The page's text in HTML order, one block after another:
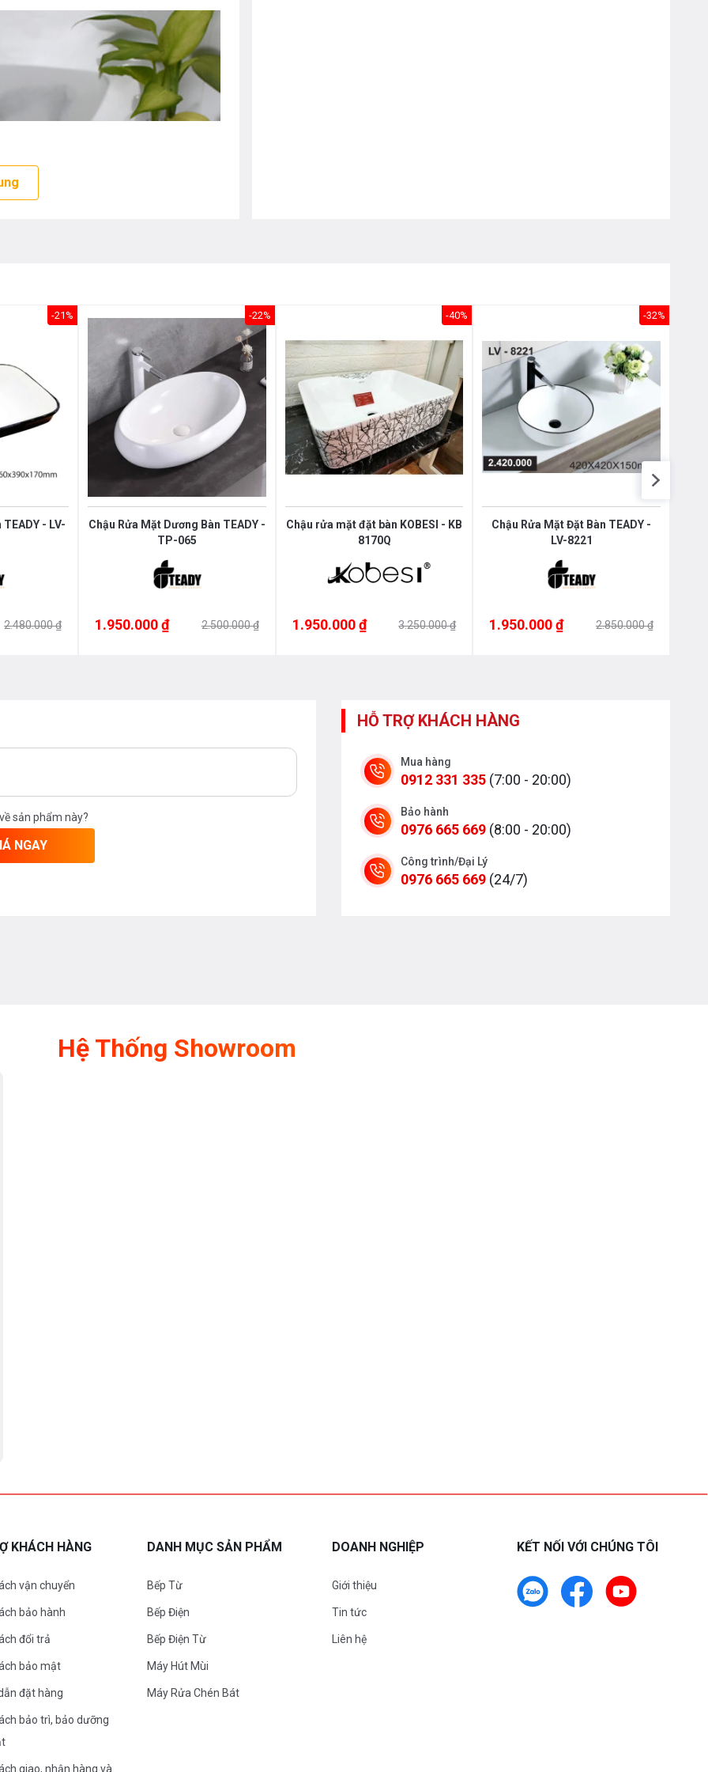
cũng như các sản thiết bị phòng
an toàn để được tư vấn tốt nhất
-21%
- LV-
2.480.000 ₫
-22%
Chậu Rửa Mặt Dương Bàn TEADY -
TP-065
1.950.000 ₫ 2.500.000 ₫
-40%
Chậu rửa mặt đặt bàn KOBESI - KB
8170Q
1.950.000 ₫ 3.250.000 ₫
-32%
Chậu Rửa Mặt Đặt Bàn TEADY -
LV-8221
1.950.000 ₫ 2.850.000 ₫
sản phẩm này?
NGAY
HỖ TRỢ KHÁCH HÀNG
Mua hàng
0912 331 335 (7:00 - 20:00)
Bảo hành
0976 665 669 (8:00 - 20:00)
Công trình/Đại Lý
0976 665 669 (24/7)
Hệ Thống Showroom
KHÁCH HÀNG
vận chuyển
bảo hành
đổi trả
bảo mật
đặt hàng
bảo trì, bảo dưỡng
giao, nhận hàng và
DANH MỤC SẢN PHẨM
Bếp Từ
Bếp Điện
Bếp Điện Từ
Máy Hút Mùi
Máy Rửa Chén Bát
DOANH NGHIỆP
Giới thiệu
Tin tức
Liên hệ
KẾT NỐI VỚI CHÚNG TÔI